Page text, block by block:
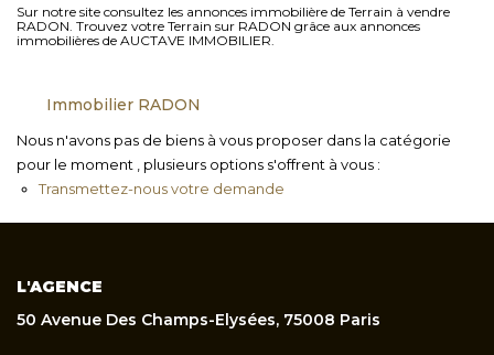
Plus de critères Créer une alerte
Sur notre site consultez les annonces immobilière de Terrain à vendre
RADON. Trouvez votre Terrain sur RADON grâce aux annonces
immobilières de AUCTAVE IMMOBILIER.
Immobilier RADON
Nous n'avons pas de biens à vous proposer dans la catégorie
pour le moment , plusieurs options s'offrent à vous :
Transmettez-nous votre demande
L'AGENCE
50 Avenue Des Champs-Elysées, 75008 Paris